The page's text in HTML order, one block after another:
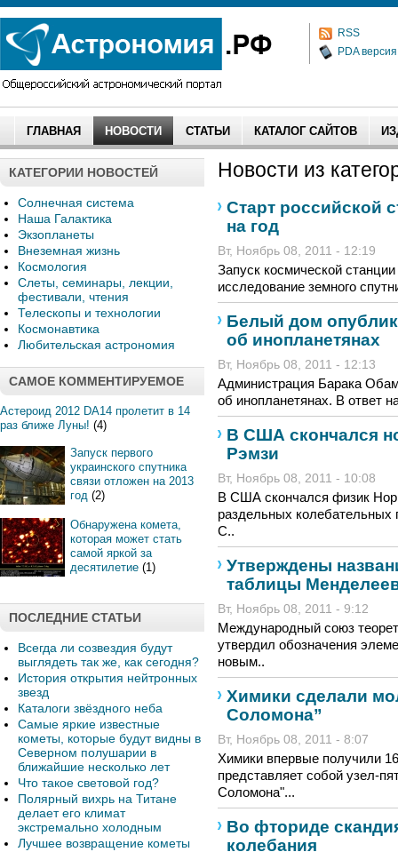
RSS
PDA версия
ГЛАВНАЯ НОВОСТИ СТАТЬИ КАТАЛОГ САЙТОВ
КАТЕГОРИИ НОВОСТЕЙ
Солнечная система
Наша Галактика
Экзопланеты
Внеземная жизнь
Космология
Слеты, семинары, лекции,
фестивали, чтения
Телескопы и технологии
Космонавтика
Любительская астрономия
САМОЕ КОММЕНТИРУЕМОЕ
Астероид 2012 DA14 пролетит в 14
раз ближе Луны! (4)
Запуск первого
украинского спутника
связи отложен на 2013
год (2)
Обнаружена комета,
которая может стать
самой яркой за
десятилетие (1)
ПОСЛЕДНИЕ СТАТЬИ
Всегда ли созвездия будут
выглядеть так же, как сегодня?
История открытия нейтронных
звезд
Каталоги звёздного неба
Самые яркие известные
кометы, которые будут видны в
Северном полушарии в
ближайшие несколько лет
Что такое световой год?
Полярный вихрь на Титане
делает его климат
экстремально холодным
Лучшее возвращение кометы
Новости из
Старт российской
на год
Вт, Ноябрь 08, 2011 - 12:19
Запуск космической
исследование земного
Белый дом
об инопланетянах
Вт, Ноябрь 08, 2011 - 12:13
Администрация Барака
об инопланетянах. В ответ
В США скончался
Рэмзи
Вт, Ноябрь 08, 2011 - 10:08
В США скончался физик
раздельных колебательных
С..
Утверждены
таблицы
Вт, Ноябрь 08, 2011 - 9:12
Международный союз
утвердил обозначения
новым..
Химики сделали
Соломона”
Вт, Ноябрь 08, 2011 - 8:07
Химики впервые получили
представляет собой узел-
Соломона"...
Во фториде
колебания